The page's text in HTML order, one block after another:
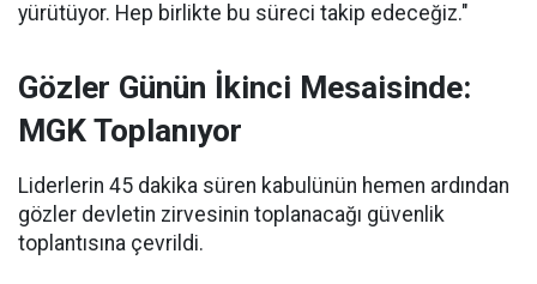
yürütüyor. Hep birlikte bu süreci takip edeceğiz."
Gözler Günün İkinci Mesaisinde:
MGK Toplanıyor
Liderlerin 45 dakika süren kabulünün hemen ardından
gözler devletin zirvesinin toplanacağı güvenlik
toplantısına çevrildi.